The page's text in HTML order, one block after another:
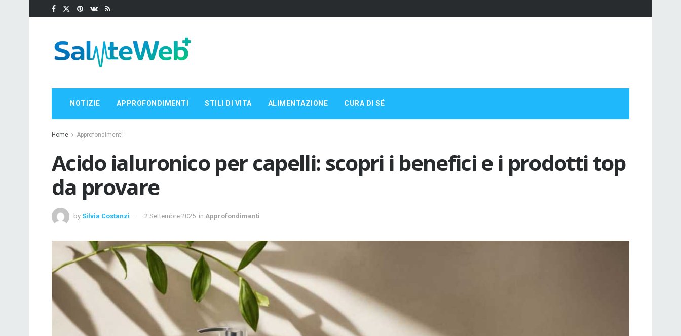
NOTIZIE APPROFONDIMENTI STILI DI VITA ALIMENTAZIONE CURA DI SÉ
Home Approfondimenti
Acido ialuronico per capelli: scopri i benefici e i prodotti top
da provare
by Silvia Costanzi 2 Settembre 2025 in Approfondimenti